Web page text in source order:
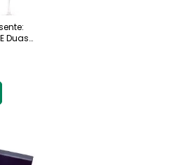
Duas